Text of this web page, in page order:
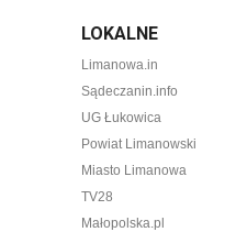
LOKALNE
Limanowa.in
Sądeczanin.info
UG Łukowica
Powiat Limanowski
Miasto Limanowa
TV28
Małopolska.pl